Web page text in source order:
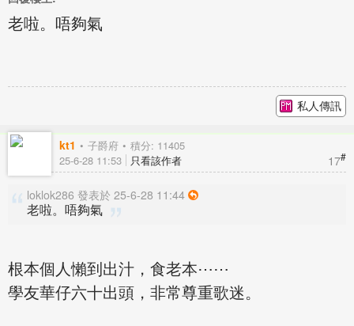
老啦。唔夠氣
私人傳訊
kt1 子爵府 積分: 11405
17#
25-6-28 11:53 只看該作者
loklok286 發表於 25-6-28 11:44
老啦。唔夠氣
根本個人懶到出汁，食老本⋯⋯
學友華仔六十出頭，非常尊重歌迷。